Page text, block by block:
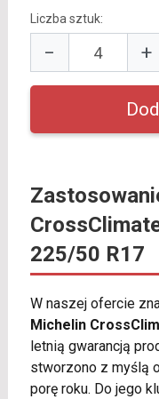
Liczba sztuk:
− +
225/50 R17
W naszej ofercie
Michelin
letnią gwarancją
stworzono z myślą
porę roku. Do jego